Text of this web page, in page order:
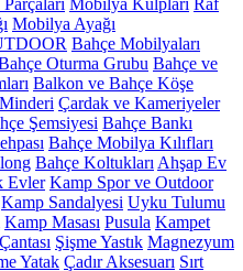
Mobilya Kulpları Raf
Mobilya Ayağı
Bahçe Mobilyaları
Oturma Grubu Bahçe ve
Balkon ve Bahçe Köşe
Çardak ve Kameriyeler
Şemsiyesi Bahçe Bankı
Bahçe Mobilya Kılıfları
Bahçe Koltukları Ahşap Ev
Evler Kamp Spor ve Outdoor
Kamp Sandalyesi Uyku Tulumu
Kamp Masası Pusula Kampet
Şişme Yastık Magnezyum
Yatak Çadır Aksesuarı Sırt